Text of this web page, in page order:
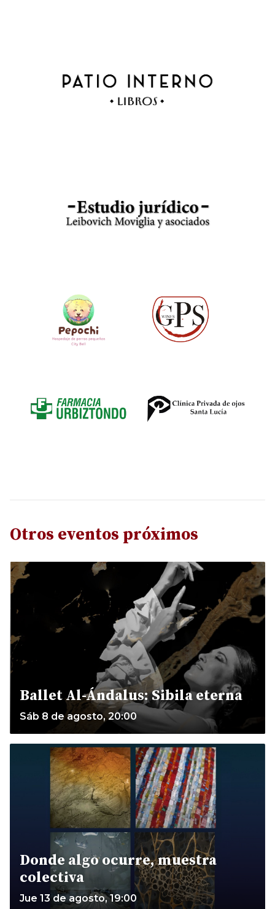
Otros eventos próximos
Ballet Al-Ándalus: Sibila eterna
Sáb 8 de agosto, 20:00
Donde algo ocurre, muestra
colectiva
Jue 13 de agosto, 19:00